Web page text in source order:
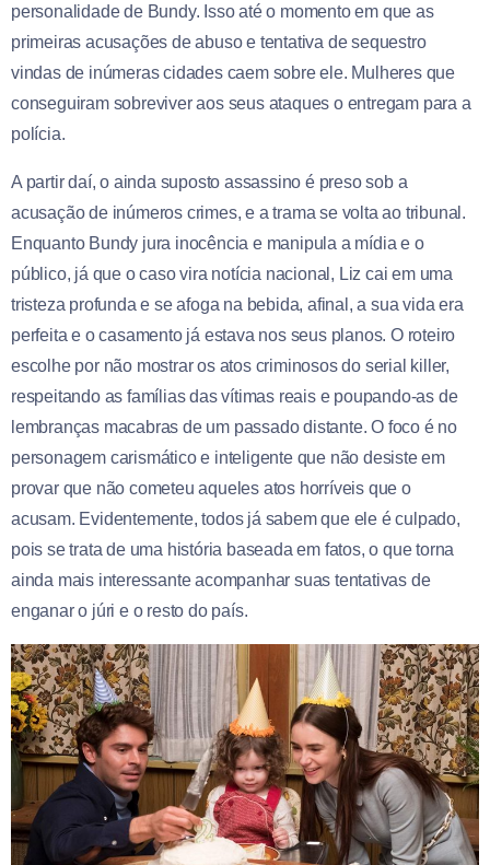
personalidade de Bundy. Isso até o momento em que as
primeiras acusações de abuso e tentativa de sequestro
vindas de inúmeras cidades caem sobre ele. Mulheres que
conseguiram sobreviver aos seus ataques o entregam para a
polícia.
A partir daí, o ainda suposto assassino é preso sob a
acusação de inúmeros crimes, e a trama se volta ao tribunal.
Enquanto Bundy jura inocência e manipula a mídia e o
público, já que o caso vira notícia nacional, Liz cai em uma
tristeza profunda e se afoga na bebida, afinal, a sua vida era
perfeita e o casamento já estava nos seus planos. O roteiro
escolhe por não mostrar os atos criminosos do serial killer,
respeitando as famílias das vítimas reais e poupando-as de
lembranças macabras de um passado distante. O foco é no
personagem carismático e inteligente que não desiste em
provar que não cometeu aqueles atos horríveis que o
acusam. Evidentemente, todos já sabem que ele é culpado,
pois se trata de uma história baseada em fatos, o que torna
ainda mais interessante acompanhar suas tentativas de
enganar o júri e o resto do país.